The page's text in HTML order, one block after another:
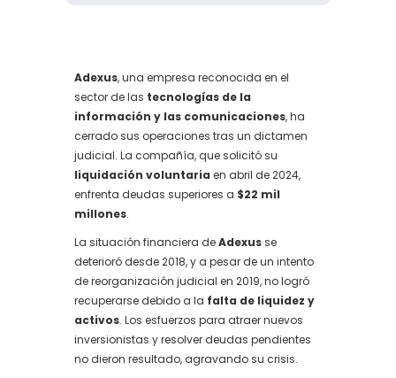
Adexus, una empresa reconocida en el
sector de las tecnologías de la
información y las comunicaciones, ha
cerrado sus operaciones tras un dictamen
judicial. La compañía, que solicitó su
liquidación voluntaria en abril de 2024,
enfrenta deudas superiores a $22 mil
millones.
La situación financiera deAdexusse
deterioró desde 2018, y a pesar de un intento
de reorganización judicial en 2019, no logró
recuperarse debido a la falta de liquidez y
activos. Los esfuerzos para atraer nuevos
inversionistas y resolver deudas pendientes
no dieron resultado, agravando su crisis.